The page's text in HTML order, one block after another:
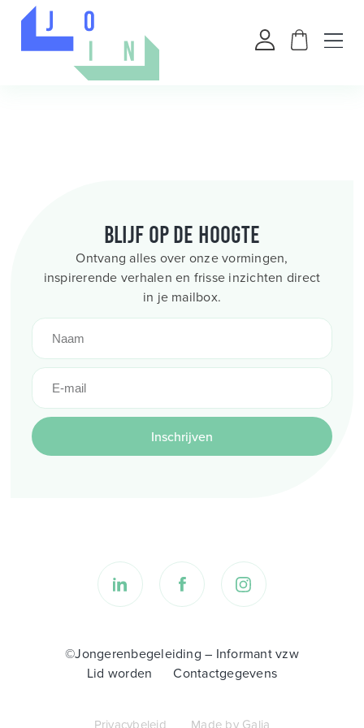
Blijf op de hoogte
Ontvang alles over onze vormingen,
inspirerende verhalen en frisse inzichten direct
in je mailbox.
Inschrijven
©Jongerenbegeleiding – Informant vzw
Lid worden
Contactgegevens
Privacybeleid Made by Galia